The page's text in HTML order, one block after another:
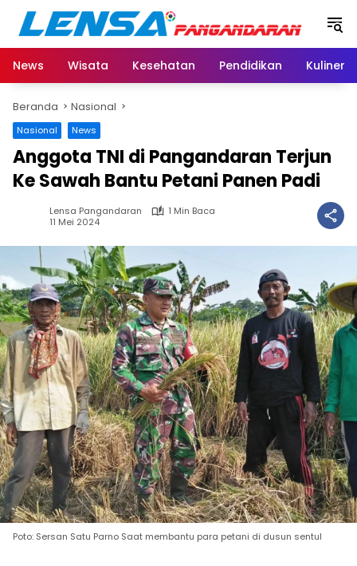
Langsung
konten
News
Wisata Kesehatan Pendidikan Kuliner
Beranda Nasional
Nasional News
Anggota TNI di Pangandaran Terjun
Ke Sawah Bantu Petani Panen Padi
Lensa Pangandaran
1 Min Baca
11 Mei 2024
Poto: Sersan Satu Parno Saat membantu para petani di dusun sentul